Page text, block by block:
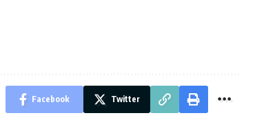
Facebook Twitter